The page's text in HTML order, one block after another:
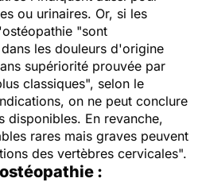
ou urinaires. Or, si les
"sont
les douleurs d'origine
supériorité prouvée par
classiques", selon le
on ne peut conclure
disponibles. En revanche,
rares mais graves peuvent
des vertèbres cervicales".
: